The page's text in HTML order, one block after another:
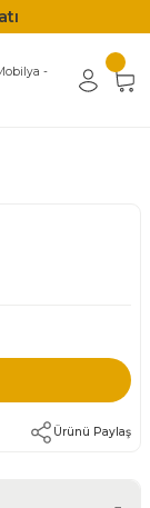
Ürünü Paylaş